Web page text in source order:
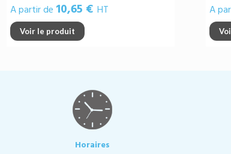
A partir de 10,65 € HT
Voir le produit
A
Horaires